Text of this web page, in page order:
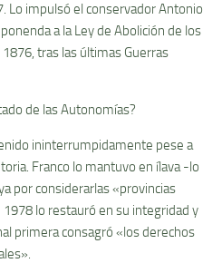
Lo impulsó el conservador Antonio
a la Ley de Abolición de los
tras las últimas Guerras
de las Autonomí­as?
ininterrumpidamente pese a
Franco lo mantuvo en ílava -lo
por considerarlas «provincias
lo restauró en su integridad y
primera consagró «los derechos